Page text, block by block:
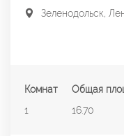
Зеленодольск,
Комнат
1
Общая
16.70